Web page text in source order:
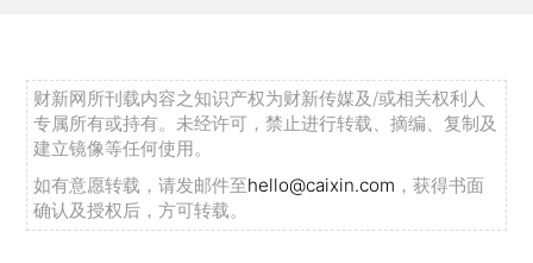
财新网所刊载内容之知识产权为财新传媒及/或相关权利人
专属所有或持有。未经许可，禁止进行转载、摘编、复制及
建立镜像等任何使用。
如有意愿转载，请发邮件至hello@caixin.com ，获得书面
确认及授权后，方可转载。